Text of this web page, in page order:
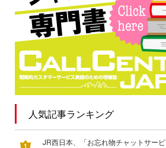
人気記事ランキング
JR西日本、「お忘れ物チャットサービ